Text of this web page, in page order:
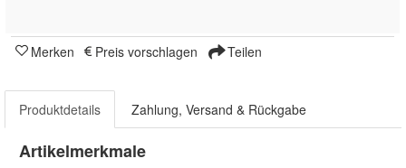
Merken Preis vorschlagen Teilen
Produktdetails Zahlung, Versand & Rückgabe
Artikelmerkmale